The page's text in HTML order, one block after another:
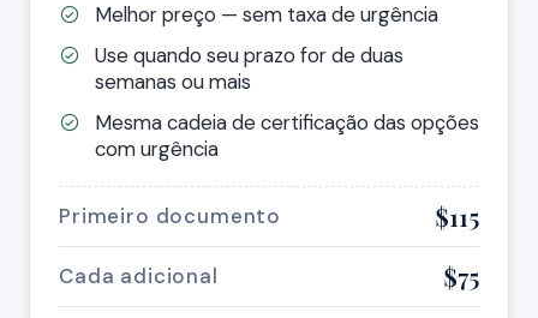
Melhor preço — sem taxa de urgência
Use quando seu prazo for de duas
semanas ou mais
Mesma cadeia de certificação das opções
com urgência
Primeiro documento $115
Cada adicional $75